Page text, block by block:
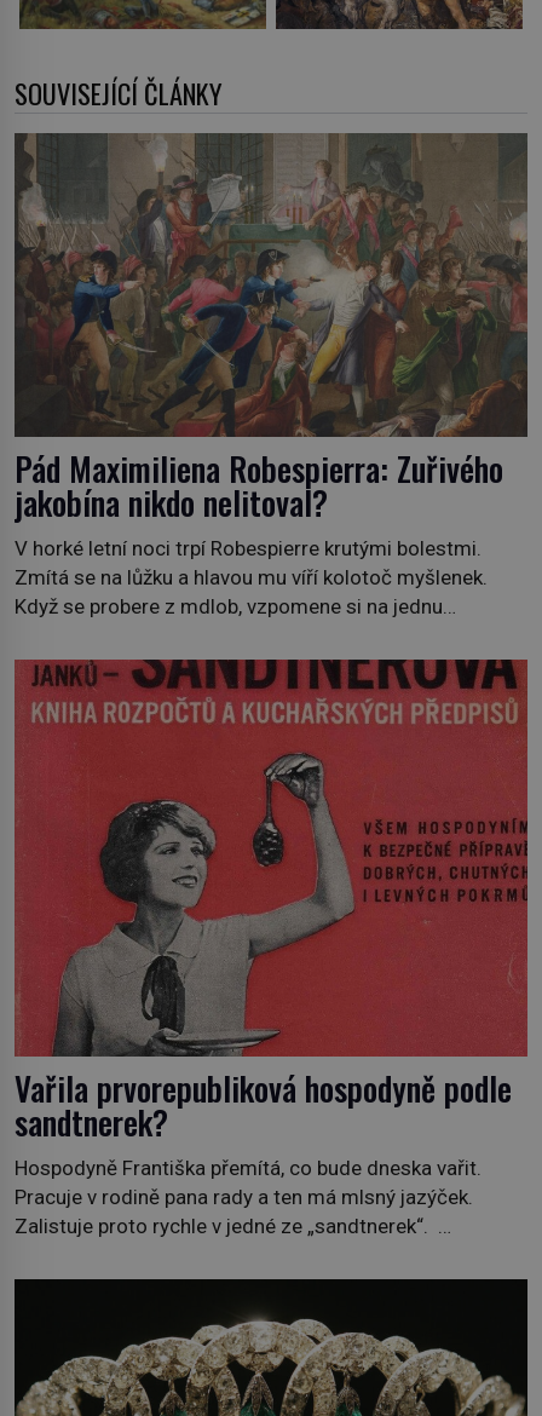
SOUVISEJÍCÍ ČLÁNKY
Pád Maximiliena Robespierra: Zuřivého
jakobína nikdo nelitoval?
V horké letní noci trpí Robespierre krutými bolestmi.
Zmítá se na lůžku a hlavou mu víří kolotoč myšlenek.
Když se probere z mdlob, vzpomene si na jednu
Prorokovala mu tragický osud. Tehdy se jí vysmál.
„Robespierre to dotáhne hodně daleko,“ prohlásil o něm
jiný významný francouzský revolucionář, Honoré de
Vařila prvorepubliková hospodyně podle
sandtnerek?
Hospodyně Františka přemítá, co bude dneska vařit.
Pracuje v rodině pana rady a ten má mlsný jazýček.
Zalistuje proto rychle v jedné ze „sandtnerek“.
povzdechne si směrem ke služce, kterou má v kuchyni k
ruce. Ještě v prvních letech nové republiky fungoval kvůli
nedostatku zboží přídělový systém. […]